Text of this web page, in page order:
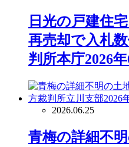
日光の戸建住
再売却で入札
判所本庁2026
2026.06.25
青梅の詳細不